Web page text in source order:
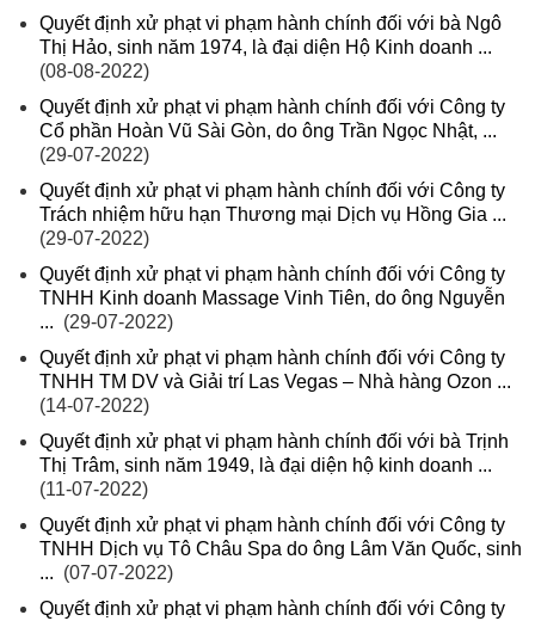
Quyết định xử phạt vi phạm hành chính đối với bà Ngô
Thị Hảo, sinh năm 1974, là đại diện Hộ Kinh doanh ...
(08-08-2022)
Quyết định xử phạt vi phạm hành chính đối với Công ty
Cổ phần Hoàn Vũ Sài Gòn, do ông Trần Ngọc Nhật, ...
(29-07-2022)
Quyết định xử phạt vi phạm hành chính đối với Công ty
Trách nhiệm hữu hạn Thương mại Dịch vụ Hồng Gia ...
(29-07-2022)
Quyết định xử phạt vi phạm hành chính đối với Công ty
TNHH Kinh doanh Massage Vinh Tiên, do ông Nguyễn
... (29-07-2022)
Quyết định xử phạt vi phạm hành chính đối với Công ty
TNHH TM DV và Giải trí Las Vegas – Nhà hàng Ozon ...
(14-07-2022)
Quyết định xử phạt vi phạm hành chính đối với bà Trịnh
Thị Trâm, sinh năm 1949, là đại diện hộ kinh doanh ...
(11-07-2022)
Quyết định xử phạt vi phạm hành chính đối với Công ty
TNHH Dịch vụ Tô Châu Spa do ông Lâm Văn Quốc, sinh
... (07-07-2022)
Quyết định xử phạt vi phạm hành chính đối với Công ty